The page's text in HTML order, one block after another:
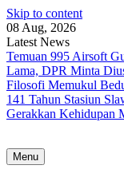
Skip to content
08 Aug, 2026
Latest News
Temuan 995 Airsoft
Lama, DPR Minta
Filosofi Memukul
141 Tahun Stasiun
Gerakkan Kehidupan
Menu